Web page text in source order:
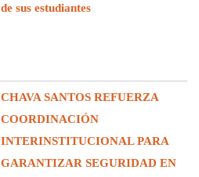
de sus estudiantes
CHAVA SANTOS REFUERZA
COORDINACIÓN
INTERINSTITUCIONAL PARA
GARANTIZAR SEGURIDAD EN